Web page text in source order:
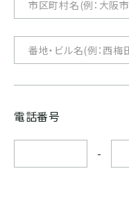
電話番号
-
エクアドル
ペルー